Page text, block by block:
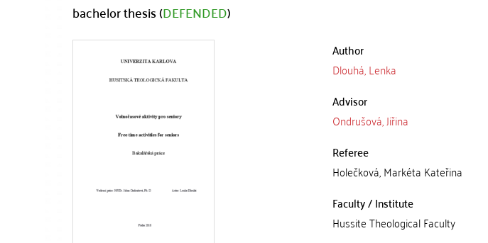
bachelor thesis (DEFENDED)
Author
Dlouhá, Lenka
Advisor
Ondrušová, Jiřina
Referee
Holečková, Markéta Kateřina
Faculty / Institute
Hussite Theological Faculty